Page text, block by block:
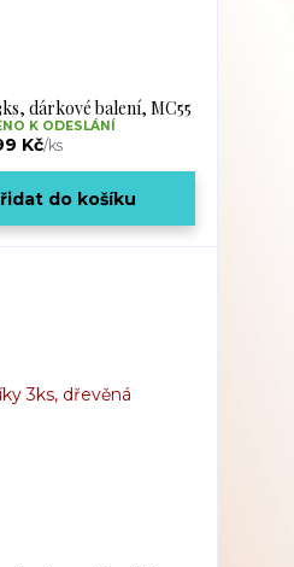
dárkové balení, MC55
Kč/ks
K ODESLÁNÍ
do košíku